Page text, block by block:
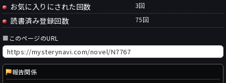
お気に入りにされた回数 3回
読書済み登録回数 75回
■ このページのURL
報告関係